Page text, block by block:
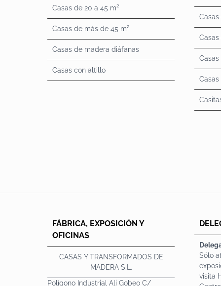
Casas de 20 a 45 m²
Casas de más de 45 m²
Casas de madera diáfanas
Casas con altillo
FÁBRICA, EXPOSICIÓN Y
OFICINAS
CASAS Y TRANSFORMADOS DE
MADERA S.L.
Polígono Industrial Ali Gobeo C/
Sólo
visita